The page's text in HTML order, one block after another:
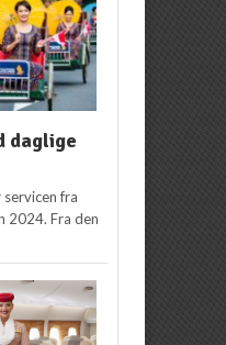
daglige
fra
2024. Fra den